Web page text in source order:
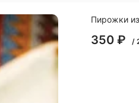
Пирожки
350 ₽ /